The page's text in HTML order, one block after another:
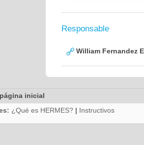
Responsable
William Fernandez
inicial
¿Qué es HERMES? | Instructivos